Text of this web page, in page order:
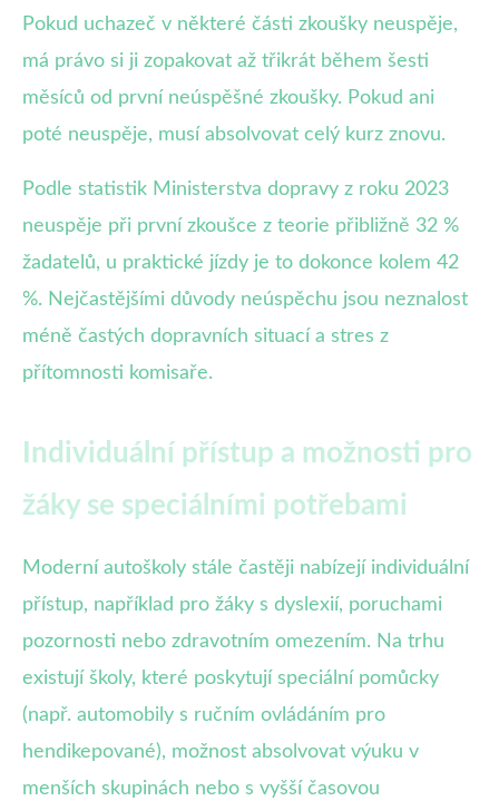
Pokud uchazeč v některé části zkoušky neuspěje,
má právo si ji zopakovat až třikrát během šesti
měsíců od první neúspěšné zkoušky. Pokud ani
poté neuspěje, musí absolvovat celý kurz znovu.
Podle statistik Ministerstva dopravy z roku 2023
neuspěje při první zkoušce z teorie přibližně 32 %
žadatelů, u praktické jízdy je to dokonce kolem 42
%. Nejčastějšími důvody neúspěchu jsou neznalost
méně častých dopravních situací a stres z
přítomnosti komisaře.
Individuální přístup a možnosti pro
žáky se speciálními potřebami
Moderní autoškoly stále častěji nabízejí individuální
přístup, například pro žáky s dyslexií, poruchami
pozornosti nebo zdravotním omezením. Na trhu
existují školy, které poskytují speciální pomůcky
(např. automobily s ručním ovládáním pro
hendikepované), možnost absolvovat výuku v
menších skupinách nebo s vyšší časovou